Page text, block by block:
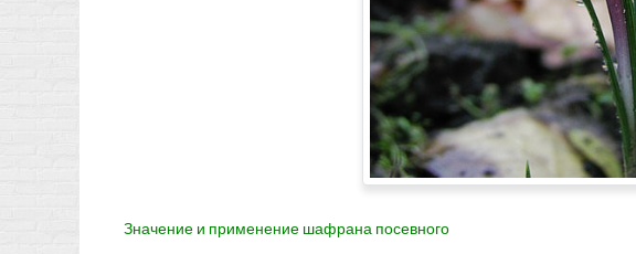
Значение и применение шафрана посевного